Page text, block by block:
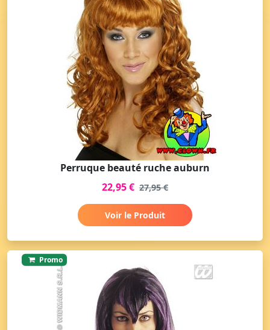
Perruque beauté ruche auburn
22,95 € 27,95 €
Voir le Produit
Promo